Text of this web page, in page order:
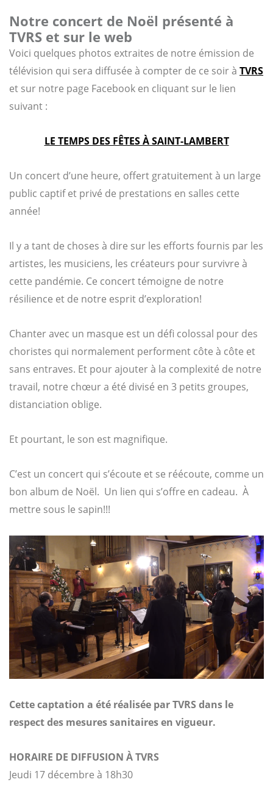
Notre concert de Noël présenté à
TVRS et sur le web
Voici quelques photos extraites de notre émission de
télévision qui sera diffusée à compter de ce soir à TVRS
et sur notre page Facebook en cliquant sur le lien
suivant :
LE TEMPS DES FÊTES À SAINT-LAMBERT
Un concert d’une heure, offert gratuitement à un large
public captif et privé de prestations en salles cette
année!
Il y a tant de choses à dire sur les efforts fournis par les
artistes, les musiciens, les créateurs pour survivre à
cette pandémie. Ce concert témoigne de notre
résilience et de notre esprit d’exploration!
Chanter avec un masque est un défi colossal pour des
choristes qui normalement performent côte à côte et
sans entraves. Et pour ajouter à la complexité de notre
travail, notre chœur a été divisé en 3 petits groupes,
distanciation oblige.
Et pourtant, le son est magnifique.
C’est un concert qui s’écoute et se réécoute, comme un
bon album de Noël. Un lien qui s’offre en cadeau. À
mettre sous le sapin!!!
Cette captation a été réalisée par TVRS dans le
respect des mesures sanitaires en vigueur.
HORAIRE DE DIFFUSION À TVRS
Jeudi 17 décembre à 18h30